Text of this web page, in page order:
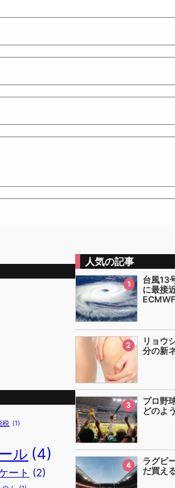
税 (1)
ル (4)
ート (2)
人気の記事
1
台風13
に最接
2
リョウ
分の新
3
プロ野
どのよ
4
ラグビ
だ買え